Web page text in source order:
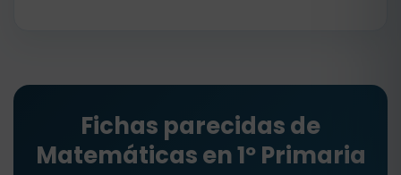
Fichas parecidas de
Matemáticas en 1º Primaria